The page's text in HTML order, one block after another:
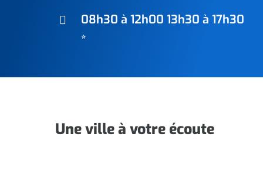
08h30 à 12h00 13h30 à 17h30
*
Une ville à votre écoute